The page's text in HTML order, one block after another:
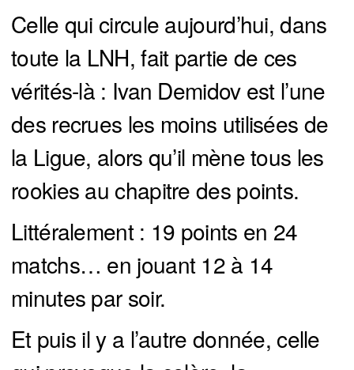
Celle qui circule aujourd’hui, dans
toute la LNH, fait partie de ces
vérités-là : Ivan Demidov est l’une
des recrues les moins utilisées de
la Ligue, alors qu’il mène tous les
rookies au chapitre des points.
Littéralement : 19 points en 24
matchs… en jouant 12 à 14
minutes par soir.
Et puis il y a l’autre donnée, celle